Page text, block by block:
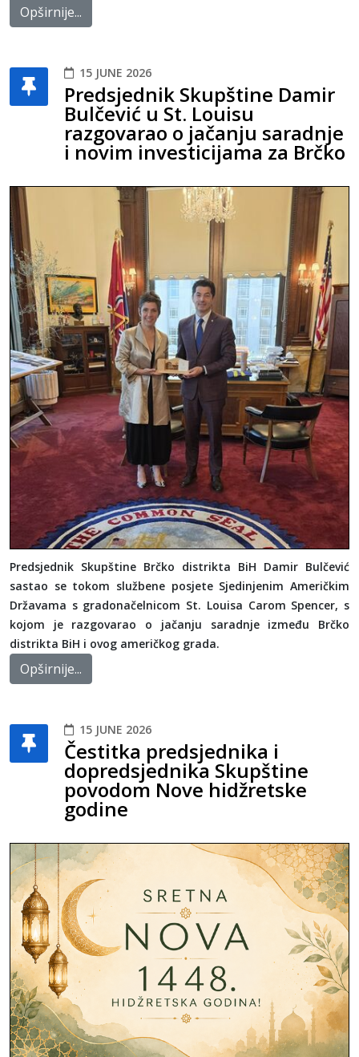
Opširnije...
15 JUNE 2026
Predsjednik Skupštine Damir
Bulčević u St. Louisu
razgovarao o jačanju saradnje
i novim investicijama za Brčko
Predsjednik Skupštine Brčko distrikta BiH Damir Bulčević
sastao se tokom službene posjete Sjedinjenim Američkim
Državama s gradonačelnicom St. Louisa Carom Spencer, s
kojom je razgovarao o jačanju saradnje između Brčko
distrikta BiH i ovog američkog grada.
Opširnije...
15 JUNE 2026
Čestitka predsjednika i
dopredsjednika Skupštine
povodom Nove hidžretske
godine